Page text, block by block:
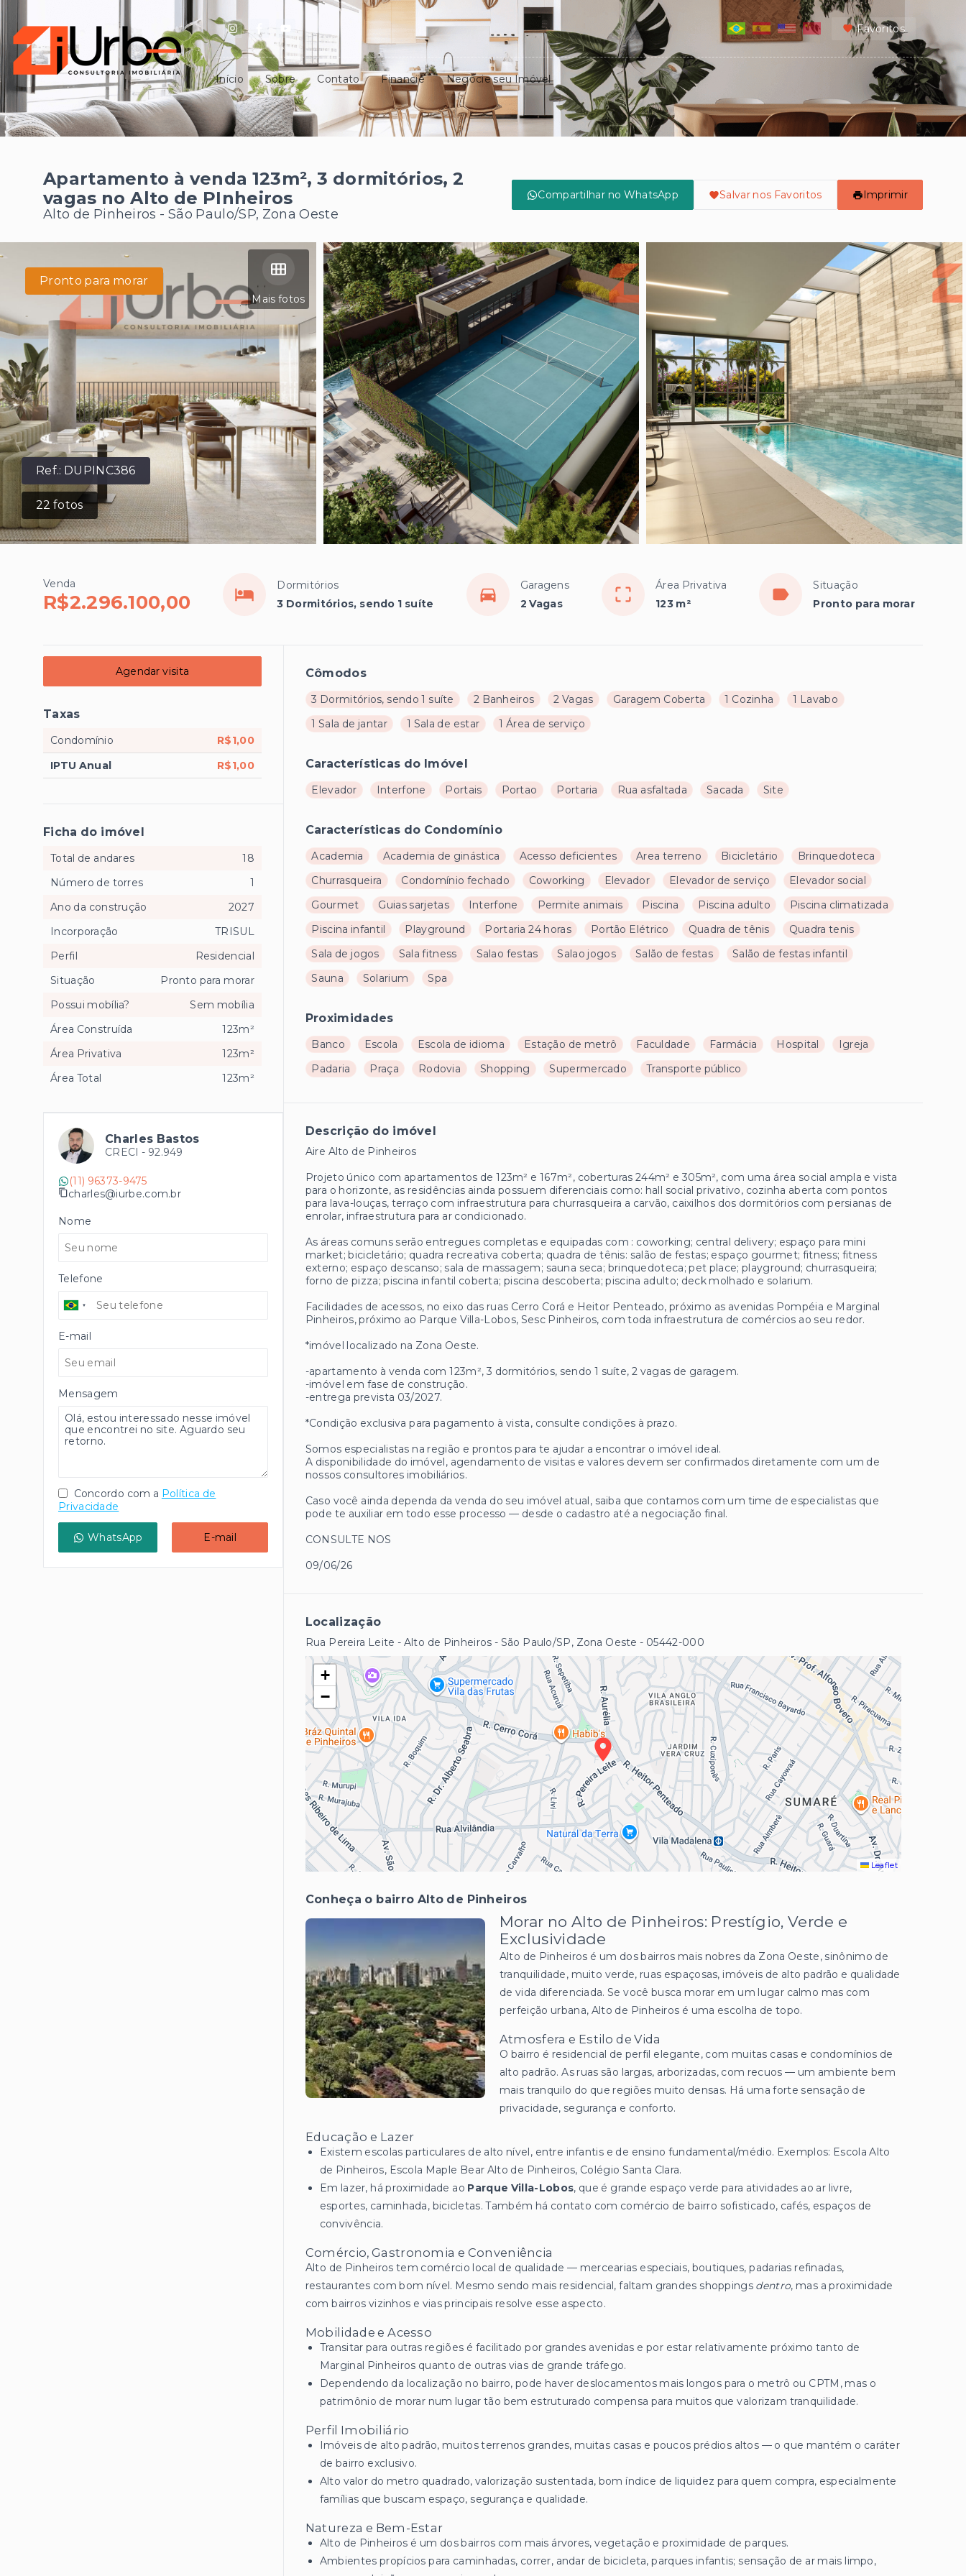
Favoritos
Início Sobre Contato Financie Negocie seu Imóvel
Apartamento à venda 123m², 3 dormitórios, 2
vagas no Alto de PInheiros
Alto de Pinheiros - São Paulo/SP, Zona Oeste
Compartilhar no WhatsApp Salvar nos Favoritos Imprimir
Ref.: DUPINC386
22 fotos
Mais fotos
Pronto para morar
Venda
R$2.296.100,00
Dormitórios
3 Dormitórios, sendo 1 suíte
Garagens
2 Vagas
Área Privativa
123 m²
Situação
Pronto para morar
Cômodos
3 Dormitórios, sendo 1 suíte 2 Banheiros 2 Vagas Garagem Coberta 1 Cozinha
1 Lavabo
1 Sala de jantar
1 Sala de estar 1 Área de serviço
Características do Imóvel
Elevador Interfone Portais Portao Portaria Rua asfaltada Sacada Site
Características do Condomínio
Academia Academia de ginástica Acesso deficientes Area terreno Bicicletário
Brinquedoteca
Churrasqueira
Condomínio fechado Coworking Elevador Elevador de serviço
Elevador social
Gourmet
Guias sarjetas Interfone Permite animais Piscina Piscina adulto
Piscina climatizada
Piscina infantil
Playground Portaria 24 horas Portão Elétrico Quadra de tênis
Quadra tenis
Sala de jogos
Sala fitness Salao festas Salao jogos Salão de festas
Salão de festas infantil
Sauna
Solarium Spa
Proximidades
Banco Escola Escola de idioma Estação de metrô Faculdade Farmácia Hospital
Igreja
Padaria
Praça Rodovia Shopping Supermercado Transporte público
Descrição do imóvel
Aire Alto de Pinheiros
Projeto único com apartamentos de 123m² e 167m², coberturas 244m² e 305m², com uma área social ampla e vista
para o horizonte, as residências ainda possuem diferenciais como: hall social privativo, cozinha aberta com pontos
para lava-louças, terraço com infraestrutura para churrasqueira a carvão, caixilhos dos dormitórios com persianas de
enrolar, infraestrutura para ar condicionado.
As áreas comuns serão entregues completas e equipadas com : coworking; central delivery; espaço para mini
market; bicicletário; quadra recreativa coberta; quadra de tênis: salão de festas; espaço gourmet; fitness; fitness
externo; espaço descanso; sala de massagem; sauna seca; brinquedoteca; pet place; playground; churrasqueira;
forno de pizza; piscina infantil coberta; piscina descoberta; piscina adulto; deck molhado e solarium.
Facilidades de acessos, no eixo das ruas Cerro Corá e Heitor Penteado, próximo as avenidas Pompéia e Marginal
Pinheiros, próximo ao Parque Villa-Lobos, Sesc Pinheiros, com toda infraestrutura de comércios ao seu redor.
*imóvel localizado na Zona Oeste.
-apartamento à venda com 123m², 3 dormitórios, sendo 1 suíte, 2 vagas de garagem.
-imóvel em fase de construção.
-entrega prevista 03/2027.
*Condição exclusiva para pagamento à vista, consulte condições à prazo.
Somos especialistas na região e prontos para te ajudar a encontrar o imóvel ideal.
A disponibilidade do imóvel, agendamento de visitas e valores devem ser confirmados diretamente com um de
nossos consultores imobiliários.
Caso você ainda dependa da venda do seu imóvel atual, saiba que contamos com um time de especialistas que
pode te auxiliar em todo esse processo — desde o cadastro até a negociação final.
CONSULTE NOS
09/06/26
Localização
Rua Pereira Leite - Alto de Pinheiros - São Paulo/SP, Zona Oeste - 05442-000
+
−
Leaflet
Conheça o bairro Alto de Pinheiros
Morar no Alto de Pinheiros: Prestígio, Verde e
Exclusividade
Alto de Pinheiros é um dos bairros mais nobres da Zona Oeste, sinônimo de
tranquilidade, muito verde, ruas espaçosas, imóveis de alto padrão e qualidade
de vida diferenciada. Se você busca morar em um lugar calmo mas com
perfeição urbana, Alto de Pinheiros é uma escolha de topo.
Atmosfera e Estilo de Vida
O bairro é residencial de perfil elegante, com muitas casas e condomínios de
alto padrão. As ruas são largas, arborizadas, com recuos — um ambiente bem
mais tranquilo do que regiões muito densas. Há uma forte sensação de
privacidade, segurança e conforto.
Educação e Lazer
Existem escolas particulares de alto nível, entre infantis e de ensino fundamental/médio. Exemplos: Escola Alto
de Pinheiros, Escola Maple Bear Alto de Pinheiros, Colégio Santa Clara.
Em lazer, há proximidade ao Parque Villa-Lobos, que é grande espaço verde para atividades ao ar livre,
esportes, caminhada, bicicletas. Também há contato com comércio de bairro sofisticado, cafés, espaços de
convivência.
Comércio, Gastronomia e Conveniência
Alto de Pinheiros tem comércio local de qualidade — mercearias especiais, boutiques, padarias refinadas,
restaurantes com bom nível. Mesmo sendo mais residencial, faltam grandes shoppings dentro, mas a proximidade
com bairros vizinhos e vias principais resolve esse aspecto.
Mobilidade e Acesso
Transitar para outras regiões é facilitado por grandes avenidas e por estar relativamente próximo tanto de
Marginal Pinheiros quanto de outras vias de grande tráfego.
Dependendo da localização no bairro, pode haver deslocamentos mais longos para o metrô ou CPTM, mas o
patrimônio de morar num lugar tão bem estruturado compensa para muitos que valorizam tranquilidade.
Perfil Imobiliário
Imóveis de alto padrão, muitos terrenos grandes, muitas casas e poucos prédios altos — o que mantém o caráter
de bairro exclusivo.
Alto valor do metro quadrado, valorização sustentada, bom índice de liquidez para quem compra, especialmente
famílias que buscam espaço, segurança e qualidade.
Natureza e Bem-Estar
Alto de Pinheiros é um dos bairros com mais árvores, vegetação e proximidade de parques.
Ambientes propícios para caminhadas, correr, andar de bicicleta, parques infantis; sensação de ar mais limpo,
Agendar visita
Taxas
Condomínio
R$1,00
IPTU Anual
R$1,00
Ficha do imóvel
Total de andares
18
Número de torres
1
Ano da construção
2027
Incorporação
TRISUL
Perfil
Residencial
Situação
Pronto para morar
Possui mobília?
Sem mobília
Área Construída
123m²
Área Privativa
123m²
Área Total
123m²
Charles Bastos
CRECI - 92.949
(11) 96373-9475
charles@iurbe.com.br
Nome
Telefone
E-mail
Mensagem
Concordo com a Política de
Privacidade
WhatsApp E-mail